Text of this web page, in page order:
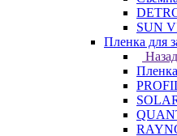
SUN
Пленка для
Назад